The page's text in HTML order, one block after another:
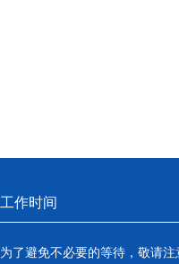
工作时间
为了避免不必要的等待，敬请